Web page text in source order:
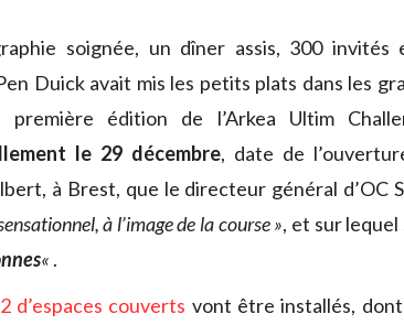
soignée, un dîner assis, 300 invités
Duick avait mis les petits plats dans les
édition de l’Arkea Ultim
le 29 décembre, date de
à Brest, que le directeur général d’OC
à l’image de la course », et sur lequel
« .
d’espaces couverts vont être installés,